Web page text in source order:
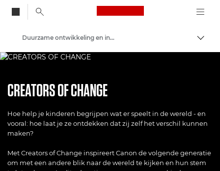
Canon Logo, back
Canon
Duurzame ontwikkeling en initiatieven
CREATORS OF CHANGE
Hoe help je kinderen begrijpen wat er speelt in de wereld - en
vooral: hoe laat je ze ontdekken dat zij zelf het verschil kunnen
maken?
Met Creators of Change inspireert Canon de volgende generatie
om met een andere blik naar de wereld te kijken en hun stem